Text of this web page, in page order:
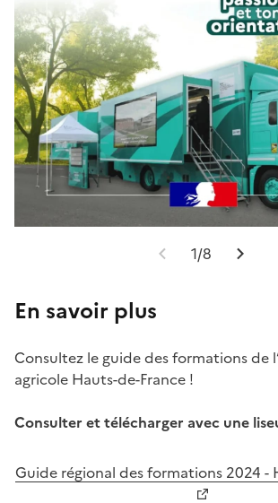
1/8
En savoir plus
Consultez le guide des formations de
agricole Hauts-de-France !
Consulter et télécharger avec une
Guide régional des formations 2024 -